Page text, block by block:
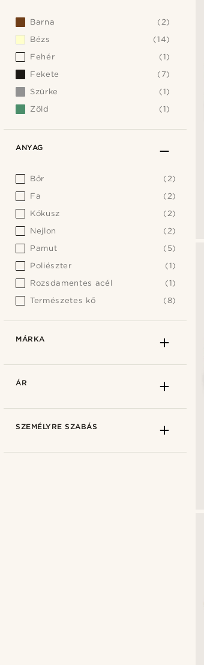
Barna
(2)
Bézs
(14)
Fehér
(1)
Fekete
(7)
Szürke
(1)
Zöld
(1)
ANYAG
Bőr
(2)
Fa
(2)
Kókusz
(2)
Nejlon
(2)
Pamut
(5)
Poliészter
(1)
Rozsdamentes acél
(1)
Természetes kő
(8)
MÁRKA
ÁR
SZEMÉLYRE SZABÁS